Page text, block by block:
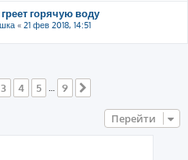
горячую воду
« 21 фев 2018, 14:51
из
3 4 5 … 9
Перейти